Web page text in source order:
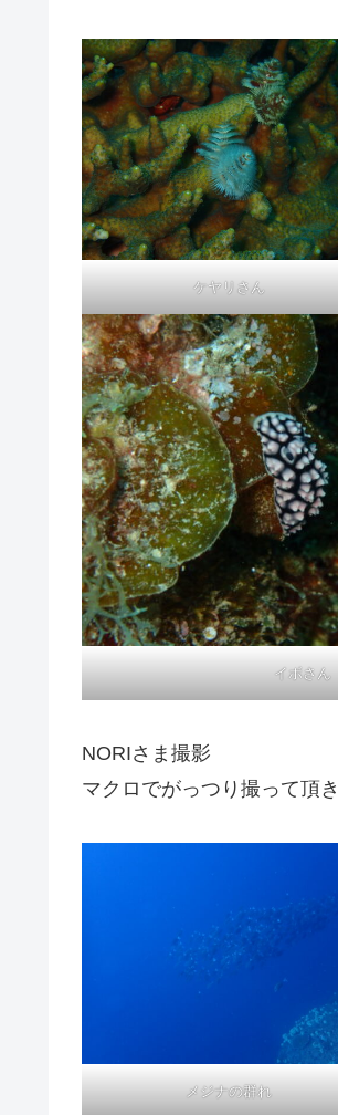
ケヤリさん
イボさん
NORIさま撮影
マクロでがっつり撮って頂
メジナの群れ